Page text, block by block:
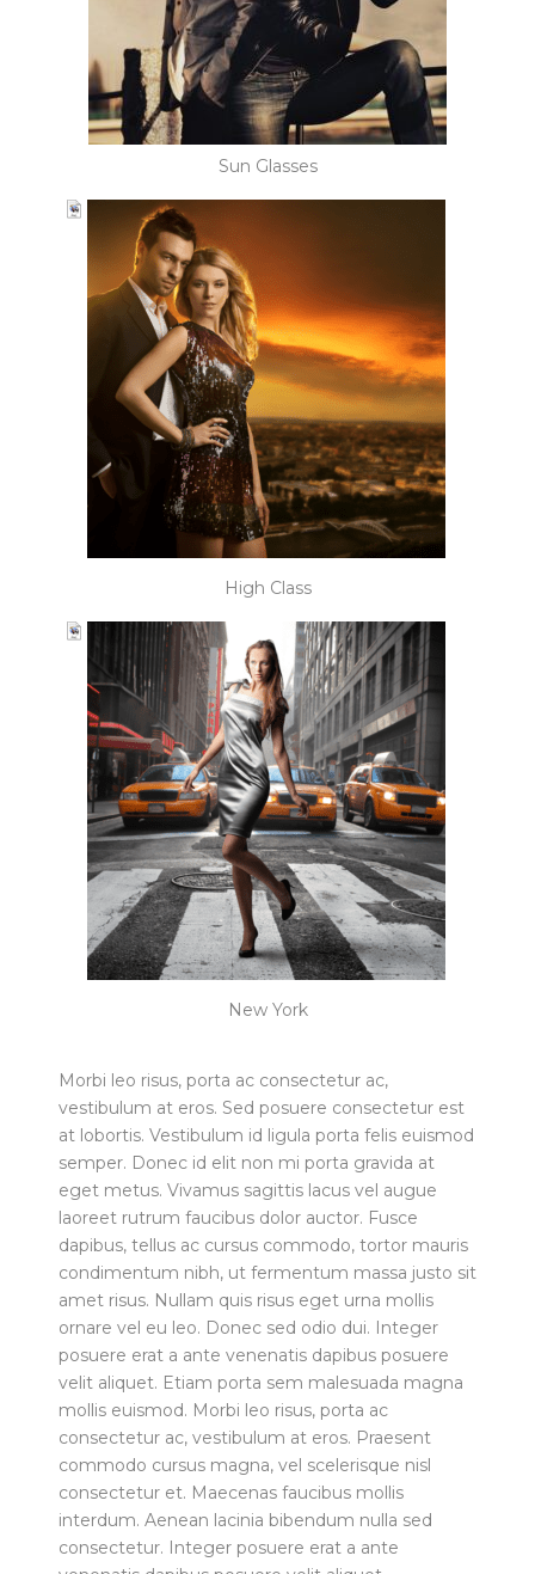
Sun Glasses
High Class
New York
Morbi leo risus, porta ac consectetur ac,
vestibulum at eros. Sed posuere consectetur est
at lobortis. Vestibulum id ligula porta felis euismod
semper. Donec id elit non mi porta gravida at
eget metus. Vivamus sagittis lacus vel augue
laoreet rutrum faucibus dolor auctor. Fusce
dapibus, tellus ac cursus commodo, tortor mauris
condimentum nibh, ut fermentum massa justo sit
amet risus. Nullam quis risus eget urna mollis
ornare vel eu leo. Donec sed odio dui. Integer
posuere erat a ante venenatis dapibus posuere
velit aliquet. Etiam porta sem malesuada magna
mollis euismod. Morbi leo risus, porta ac
consectetur ac, vestibulum at eros. Praesent
commodo cursus magna, vel scelerisque nisl
consectetur et. Maecenas faucibus mollis
interdum. Aenean lacinia bibendum nulla sed
consectetur. Integer posuere erat a ante